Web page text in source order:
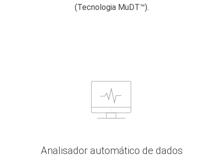
(Tecnologia MuDT™).
Analisador automático de dados